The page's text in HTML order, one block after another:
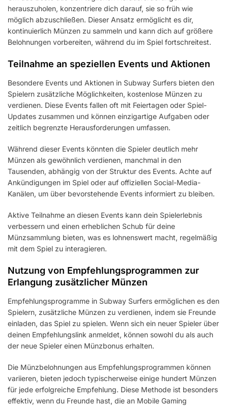
herauszuholen, konzentriere dich darauf, sie so früh wie
möglich abzuschließen. Dieser Ansatz ermöglicht es dir,
kontinuierlich Münzen zu sammeln und kann dich auf größere
Belohnungen vorbereiten, während du im Spiel fortschreitest.
Teilnahme an speziellen Events und Aktionen
Besondere Events und Aktionen in Subway Surfers bieten den
Spielern zusätzliche Möglichkeiten, kostenlose Münzen zu
verdienen. Diese Events fallen oft mit Feiertagen oder Spiel-
Updates zusammen und können einzigartige Aufgaben oder
zeitlich begrenzte Herausforderungen umfassen.
Während dieser Events könnten die Spieler deutlich mehr
Münzen als gewöhnlich verdienen, manchmal in den
Tausenden, abhängig von der Struktur des Events. Achte auf
Ankündigungen im Spiel oder auf offiziellen Social-Media-
Kanälen, um über bevorstehende Events informiert zu bleiben.
Aktive Teilnahme an diesen Events kann dein Spielerlebnis
verbessern und einen erheblichen Schub für deine
Münzsammlung bieten, was es lohnenswert macht, regelmäßig
mit dem Spiel zu interagieren.
Nutzung von Empfehlungsprogrammen zur
Erlangung zusätzlicher Münzen
Empfehlungsprogramme in Subway Surfers ermöglichen es den
Spielern, zusätzliche Münzen zu verdienen, indem sie Freunde
einladen, das Spiel zu spielen. Wenn sich ein neuer Spieler über
deinen Empfehlungslink anmeldet, können sowohl du als auch
der neue Spieler einen Münzbonus erhalten.
Die Münzbelohnungen aus Empfehlungsprogrammen können
variieren, bieten jedoch typischerweise einige hundert Münzen
für jede erfolgreiche Empfehlung. Diese Methode ist besonders
effektiv, wenn du Freunde hast, die an Mobile Gaming